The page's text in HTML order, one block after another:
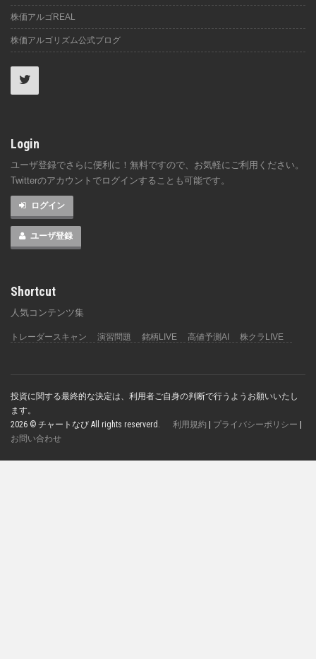
株価アルゴREAL
株価アルゴリズム公式ブログ
Login
ユーザ登録でさらに便利に！無料ですので、お気軽にご利用ください。
Twitterのアカウントでログインすることも可能です。
ログイン
ユーザ登録
Shortcut
人気コンテンツ集
トレーダースキャン 演習問題 銘柄LIVE 高値予測AI 株クラLIVE
投資に関する最終的な決定は、利用者ご自身の判断で行うようお願いいたし
ます。
2026 © チャートなび All rights reserverd. 利用規約 | プライバシーポリシー |
お問い合わせ